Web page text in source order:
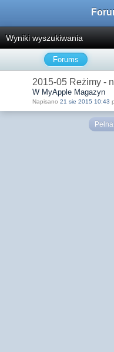
Wyniki wyszukiwania
Forums
2015-05 Reżimy -
W MyApple Magazyn
Napisano 21 sie 2015 10:43